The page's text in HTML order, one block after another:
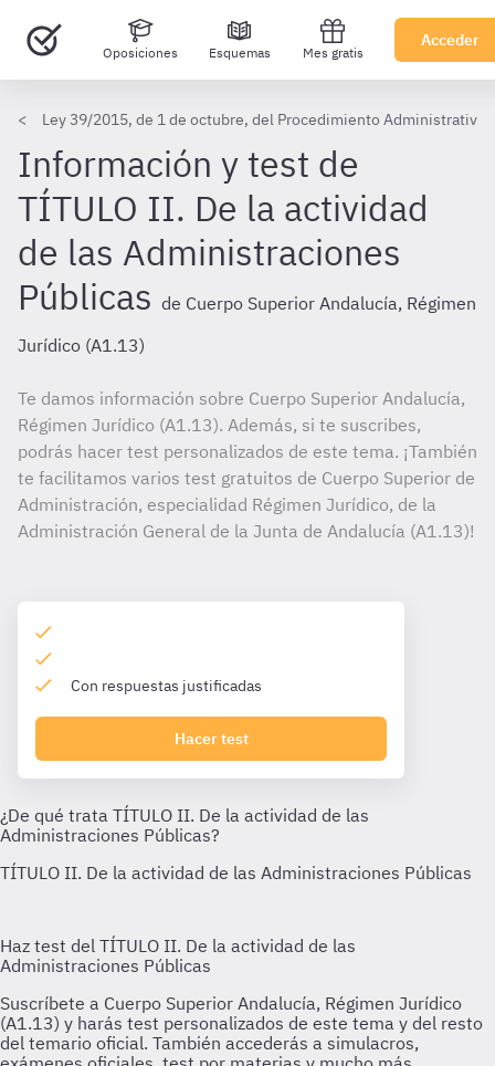
Oposiciones Esquemas Mes gratis
Acceder
Ley 39/2015, de 1 de octubre, del Procedimiento Administrativo
Información y test de
TÍTULO II. De la actividad
de las Administraciones
Públicas de Cuerpo Superior Andalucía, Régimen
Jurídico (A1.13)
Te damos información sobre Cuerpo Superior Andalucía,
Régimen Jurídico (A1.13). Además, si te suscribes,
podrás hacer test personalizados de este tema. ¡También
te facilitamos varios test gratuitos de Cuerpo Superior de
Administración, especialidad Régimen Jurídico, de la
Administración General de la Junta de Andalucía (A1.13)!
Con respuestas justificadas
Hacer test